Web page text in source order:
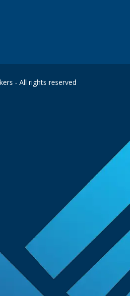
- All rights reserved